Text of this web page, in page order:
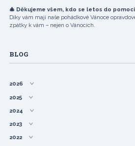
🎄 Děkujeme všem, kdo se letos do
Díky vám mají naše pohádkové Vánoce
zpátky k vám – nejen o Vánocích.
BLOG
2026
2025
2024
2023
2022